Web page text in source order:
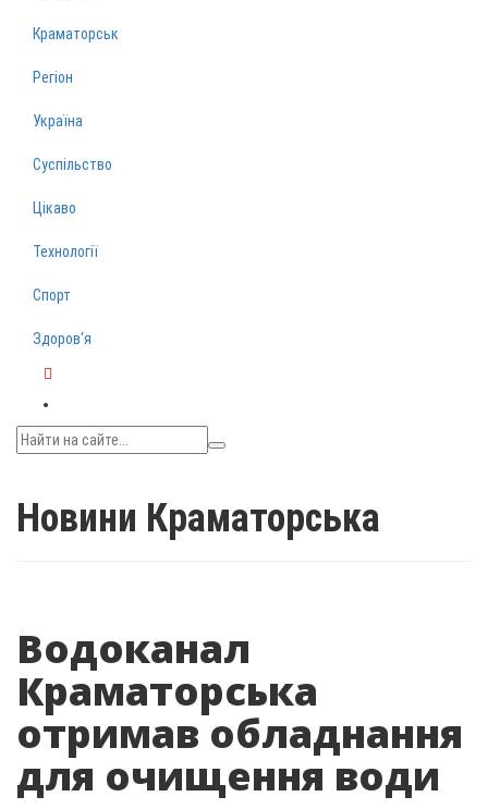
Краматорськ
Регіон
Україна
Суспільство
Цікаво
Технології
Спорт
Здоров‘я
Новини Краматорська
Водоканал
Краматорська
отримав обладнання
для очищення води